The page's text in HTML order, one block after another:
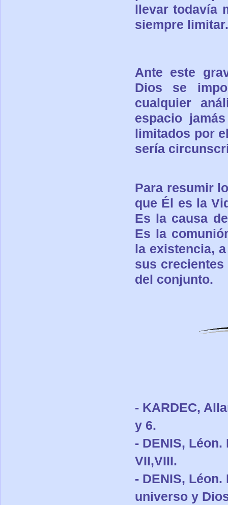
llevar todavía
siempre limitar.
Ante este
Dios se
cualquier
espacio
limitados por
sería
Para resumir
que Él es la
Es la causa
Es la
la existencia, a
sus
del conjunto.
- KARDEC,
y 6.
- DENIS,
VII,VIII.
- DENIS, Léon.
universo y